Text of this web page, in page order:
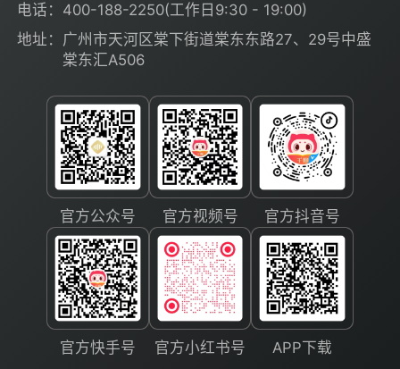
电话： 400-188-2250(工作日9:30 - 19:00)
地址： 广州市天河区棠下街道棠东东路27、29号中盛
棠东汇A506
官方公众号 官方视频号 官方抖音号
官方快手号 官方小红书号 APP下载